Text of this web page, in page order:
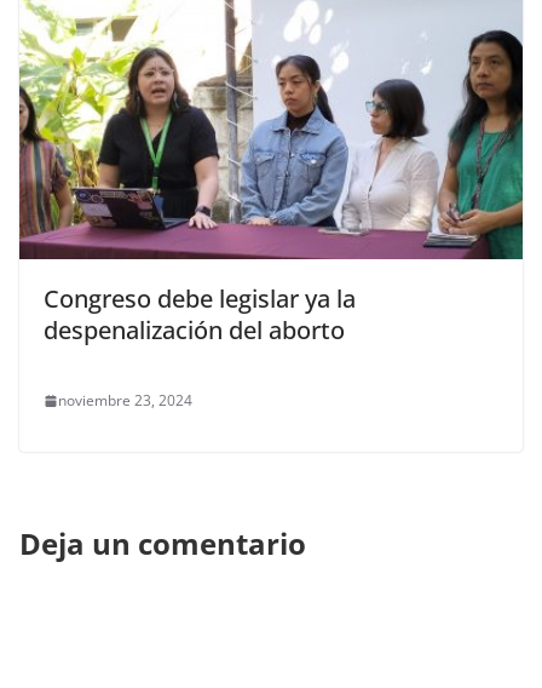
Congreso debe legislar ya la
despenalización del aborto
noviembre 23, 2024
Deja un comentario